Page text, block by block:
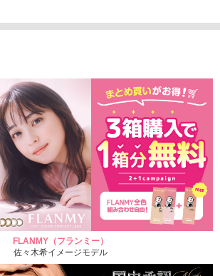
1,760円(税込)
FLANMY（フランミー）
佐々木希イメージモデル